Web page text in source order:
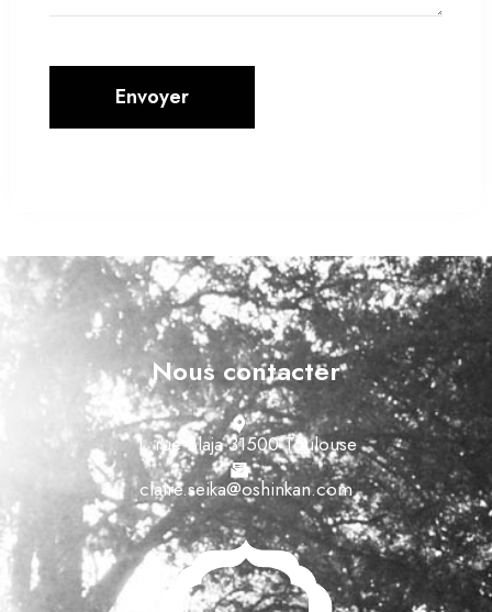
Envoyer
Nous contacter
1, rue Blaja 31500 Toulouse
claire.seika@oshinkan.com